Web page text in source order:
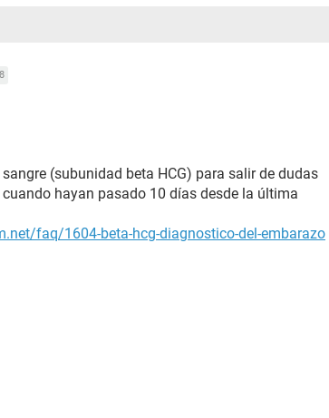
(subunidad beta HCG) para salir de dudas
hayan pasado 10 días desde la última
faq/1604-beta-hcg-diagnostico-del-embarazo